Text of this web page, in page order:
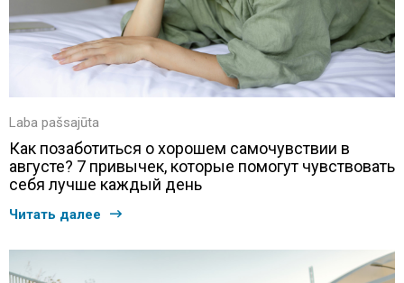
Laba pašsajūta
Как позаботиться о хорошем самочувствии в
августе? 7 привычек, которые помогут чувствовать
себя лучше каждый день
Читать далее